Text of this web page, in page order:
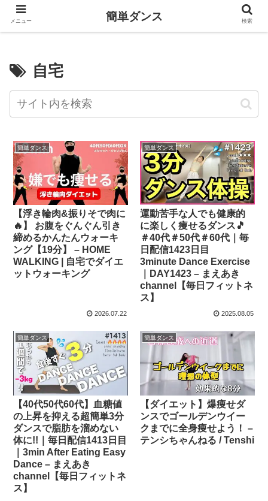
自宅
簡単ダンス
【浮き輪肉&振りそで肉に
🔥】 お腹をぐんぐん引き
締めるかんたんウォーキ
ング【19分】 – HOME
WALKING | 自宅でダイエ
ットウォーキング
2026.07.22
簡単ダンス
運動苦手な人でも健康的
に楽しく痩せるダンス🎵
＃40代＃50代＃60代｜毎
日配信1423日目
3minute Dance Exercise
｜DAY1423 – まえあき
channel【毎日フィットネ
ス】
2025.08.05
簡単ダンス
【40代50代60代】血糖値
の上昇を抑える超簡単3分
ダンスで脂肪を溜めない
体に!!｜毎日配信1413日目
｜3min After Eating Easy
Dance – まえあき
channel【毎日フィットネ
ス】
簡単ダンス
【ダイエット】爆痩せダ
ンスでゴールデンウイー
クまでに全身痩せよう！ –
テンシちゃんねる / Tenshi
メニュー 簡単ダンス 検索